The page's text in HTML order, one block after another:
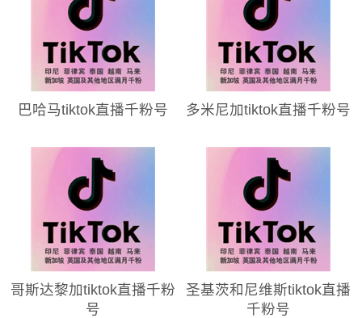
巴哈马tiktok直播千粉号 多米尼加tiktok直播千粉号
哥斯达黎加tiktok直播千粉
号
圣基茨和尼维斯tiktok直播
千粉号